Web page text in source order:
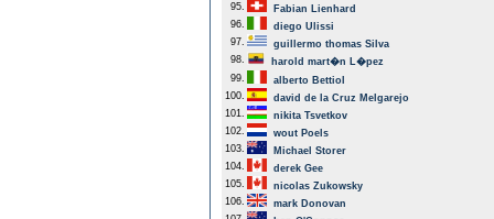
95.
Fabian Lienhard
96.
diego Ulissi
97.
guillermo thomas Silva
98.
harold mart�n L�pez
99.
alberto Bettiol
100.
david de la Cruz Melgarejo
101.
nikita Tsvetkov
102.
wout Poels
103.
Michael Storer
104.
derek Gee
105.
nicolas Zukowsky
106.
mark Donovan